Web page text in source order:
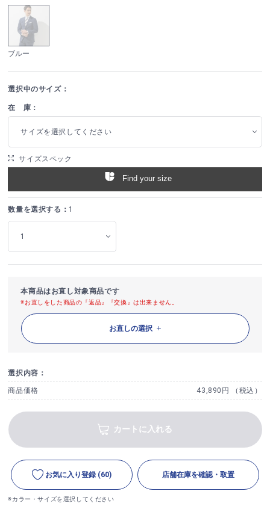
ブルー
選択中のサイズ：
在 庫：
サイズを選択してください
サイズスペック
Find your size
数量を選択する： 1
本商品はお直し対象商品です
※お直しをした商品の『返品』『交換』は出来ません。
お直しの選択
選択内容：
商品価格 43,890円 （税込）
カートに入れる
お気に入り登録 (60) 店舗在庫を確認・取置
※カラー・サイズを選択してください